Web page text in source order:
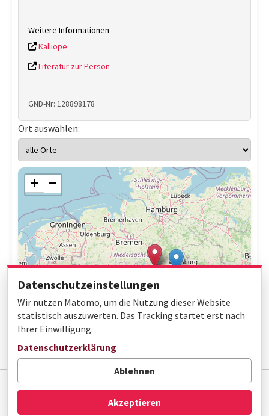
Weitere Informationen
Kalliope
Literatur zur Person
GND-Nr: 128898178
Ort auswählen:
+ −
Impressum Datenschutz
Barrierefreiheit
© Gottfried Wilhelm Leibniz Bibliothek
Datenschutzeinstellungen
Wir nutzen Matomo, um die Nutzung dieser Website
statistisch auszuwerten. Das Tracking startet erst nach
Ihrer Einwilligung.
Datenschutzerklärung
Ablehnen
Akzeptieren